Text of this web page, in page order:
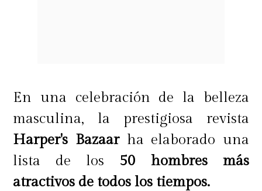
En una celebración de la belleza
masculina, la prestigiosa revista
Harper's Bazaarha elaborado una
lista de los 50 hombres más
atractivos de todos los tiempos.